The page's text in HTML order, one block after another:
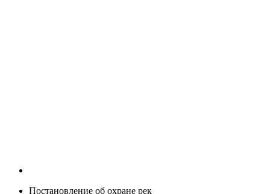
Постановление об охране рек